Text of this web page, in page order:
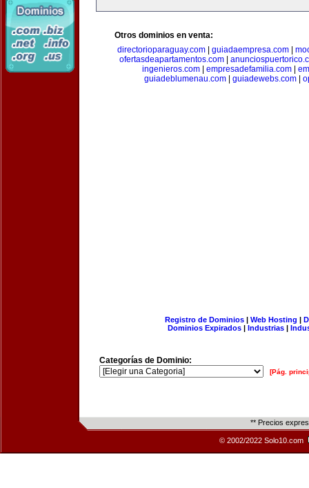
Otros dominios en venta:
directorioparaguay.com| guiadaempresa.com|
ofertasdeapartamentos.com
ingenieros.com| empresadefamilia.com|
guiadeblumenau.com| guiadewebs.com|
Registro de Dominios| Web Hosting |
Dominios Expirados | Industrias |
Categorías de Dominio:
[Pág.
** Precios
© 2002/2022 Solo10.com